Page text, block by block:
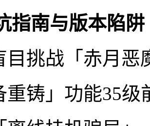
指南与版本陷阱
目挑战「赤月恶
重铸」功能35